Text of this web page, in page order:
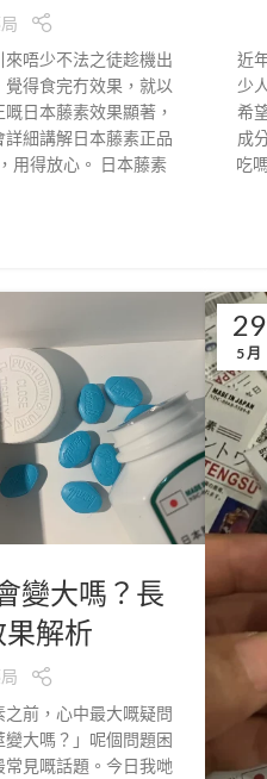
唔少不法之徒趁機出
得食完冇效果，就以
日本藤素效果顯著，
細講解日本藤素正品
用得放心。 日本藤素
近
少
希
成
吃
變大嗎？長
解析
前，心中最大嘅疑問
大嗎？」呢個問題困
見嘅話題。今日我哋
29
5 月